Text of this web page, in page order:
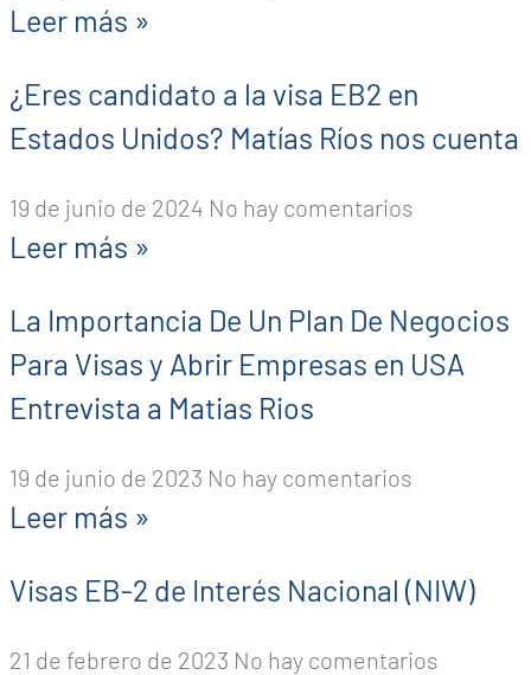
Leer más »
¿Eres candidato a la visa EB2 en
Estados Unidos? Matías Ríos nos cuenta
19 de junio de 2024 No hay comentarios
Leer más »
La Importancia De Un Plan De Negocios
Para Visas y Abrir Empresas en USA
Entrevista a Matias Rios
19 de junio de 2023 No hay comentarios
Leer más »
Visas EB-2 de Interés Nacional (NIW)
21 de febrero de 2023 No hay comentarios